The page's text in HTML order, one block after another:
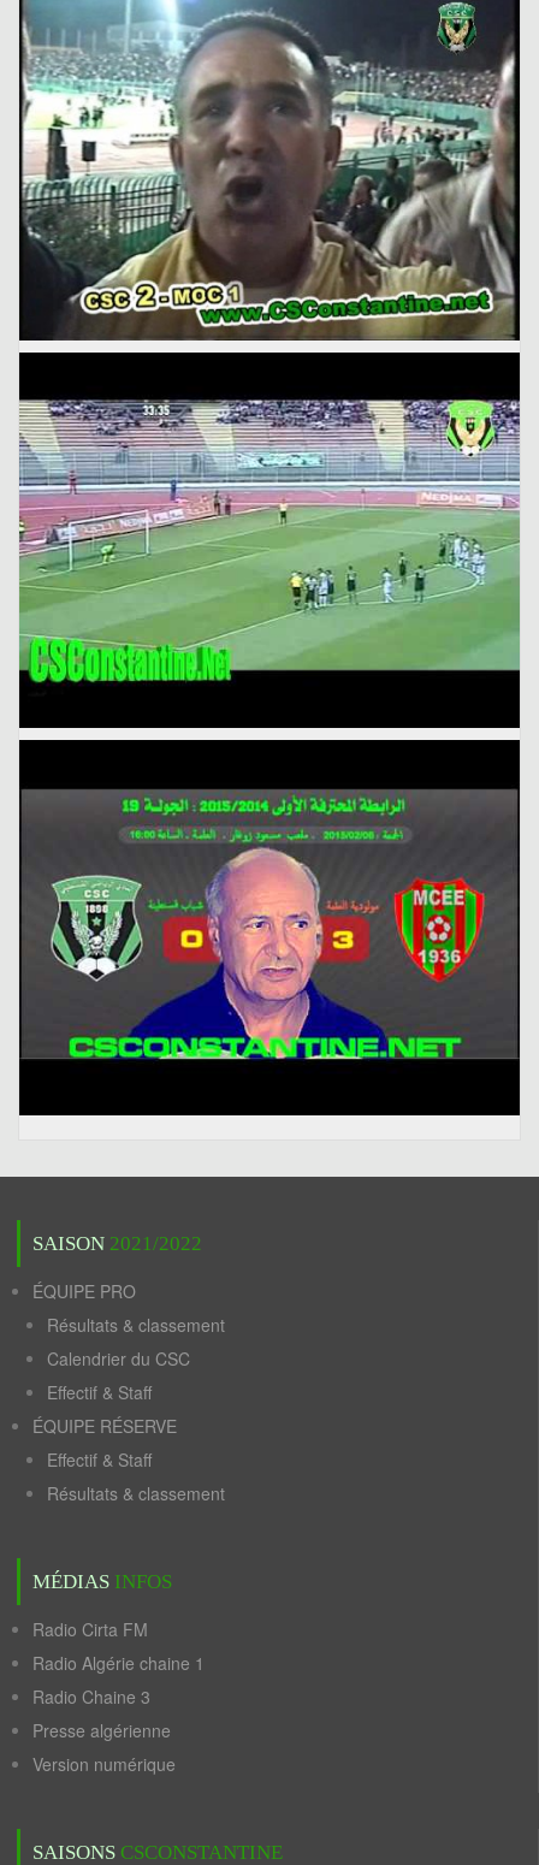
SAISON 2021/2022
ÉQUIPE PRO
Résultats & classement
Calendrier du CSC
Effectif & Staff
ÉQUIPE RÉSERVE
Effectif & Staff
Résultats & classement
MÉDIAS INFOS
Radio Cirta FM
Radio Algérie chaine 1
Radio Chaine 3
Presse algérienne
Version numérique
SAISONS CSCONSTANTINE